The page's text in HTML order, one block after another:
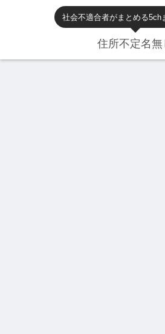
社会不適合者がまとめる5ch
住所不定名無